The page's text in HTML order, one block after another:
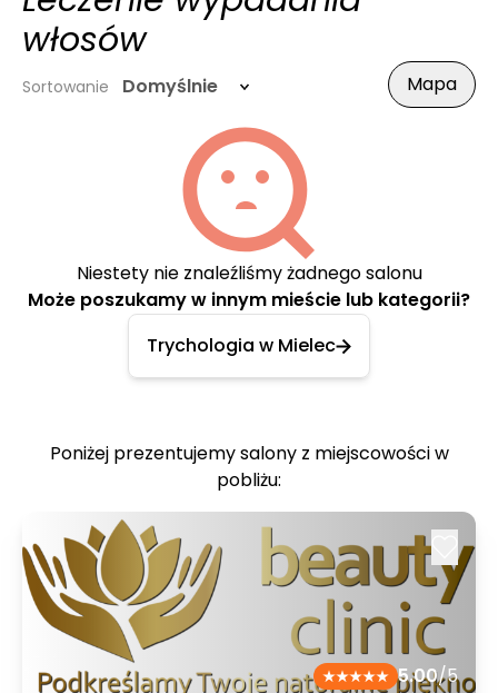
włosów
Sortowanie Domyślnie Mapa
Niestety nie znaleźliśmy żadnego salonu
Może poszukamy w innym mieście lub kategorii?
Trychologia w Mielec
Poniżej prezentujemy salony z miejscowości w
pobliżu:
5.00/5